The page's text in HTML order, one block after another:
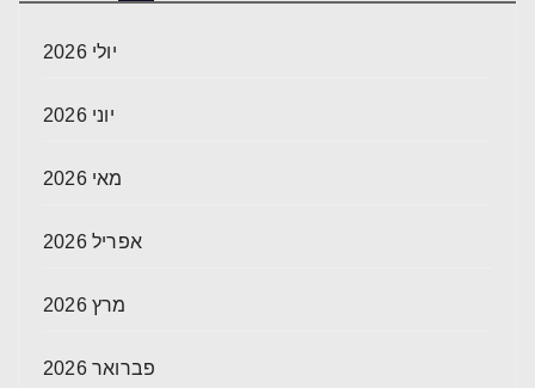
יולי 2026
יוני 2026
מאי 2026
אפריל 2026
מרץ 2026
פברואר 2026